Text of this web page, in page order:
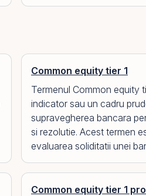
Common equity tier 1
Termenul Common equity
indicator sau un cadru
supravegherea bancara
si rezolutie. Acest termen
evaluarea soliditatii unei
Common equity tier 1